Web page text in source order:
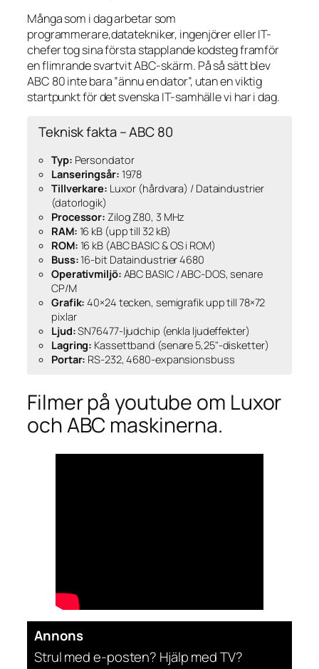
Många som i dag arbetar som
programmerare,datatekniker, ingenjörer eller IT-
chefer tog sina första stapplande kodsteg framför
en flimrande svartvit ABC-skärm. På så sätt blev
ABC 80 inte bara ”ännu en dator”, utan en viktig
startpunkt för det svenska IT-samhälle vi har i dag.
Teknisk fakta – ABC 80
Typ: Persondator
Lanseringsår: 1978
Tillverkare: Luxor (hårdvara) / Dataindustrier
(datorlogik)
Processor: Zilog Z80, 3 MHz
RAM: 16 kB (upp till 32 kB)
ROM: 16 kB (ABC BASIC & OS i ROM)
Buss: 16-bit Dataindustrier 4680
Operativmiljö: ABC BASIC / ABC-DOS, senare
CP/M
Grafik: 40×24 tecken, semigrafik upp till 78×72
pixlar
Ljud:SN76477-ljudchip (enkla ljudeffekter)
Lagring: Kassettband (senare 5,25"-disketter)
Portar: RS-232, 4680-expansionsbuss
Filmer på youtube om Luxor
och ABC maskinerna.
Annons
Strul med e-posten? Hjälp med TV?